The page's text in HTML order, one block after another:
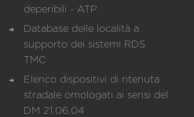
deperibili - ATP
Database delle località a
supporto dei sistemi RDS
TMC
Elenco dispositivi di ritenuta
stradale omologati ai sensi del
DM 21.06.04